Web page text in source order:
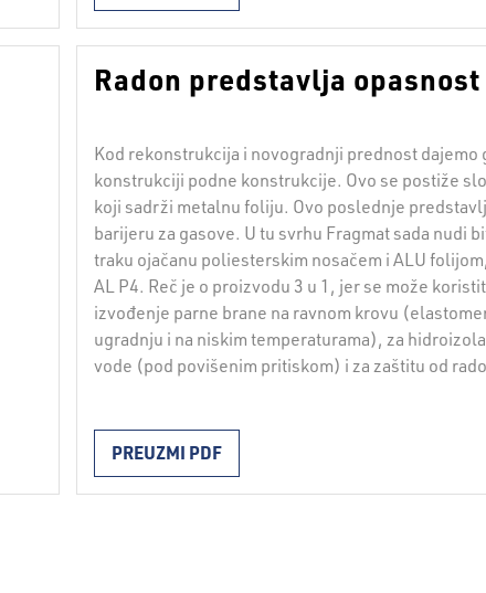
Radon predstavlja
Kod rekonstrukcija i novogradnji prednost dajemo
konstrukciji podne konstrukcije. Ovo se postiže
koji sadrži metalnu foliju. Ovo poslednje
barijeru za gasove. U tu svrhu Fragmat sada nudi
traku ojačanu poliesterskim nosačem i ALU
AL P4. Reč je o proizvodu 3 u 1, jer se može
izvođenje parne brane na ravnom krovu
ugradnju i na niskim temperaturama), za
vode (pod povišenim pritiskom) i za zaštitu od
PREUZMI PDF